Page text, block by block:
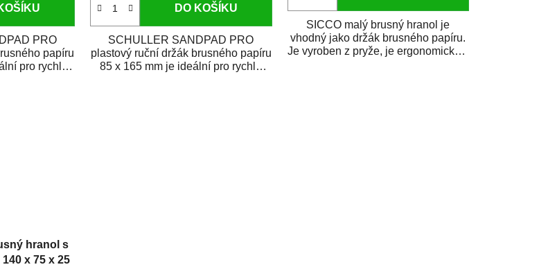
PRO
papíru
pro rychlé
DO KOŠÍKU
SCHULLER SANDPAD PRO
plastový ruční držák brusného papíru
85 x 165 mm je ideální pro rychlé
SICCO malý brusný hranol je
vhodný jako držák brusného papíru.
Je vyroben z pryže, je ergonomický a
hranol s
x 75 x 25